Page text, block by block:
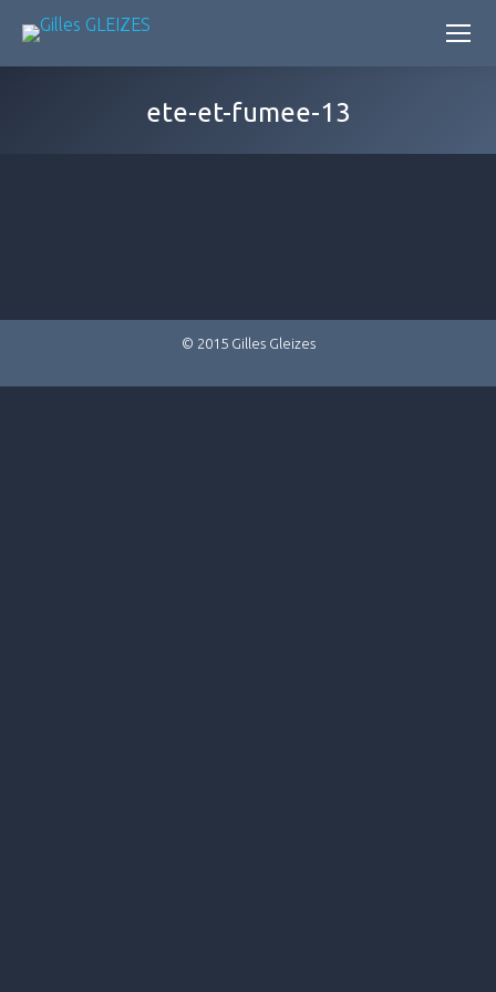
ete-et-fumee-13
© 2015 Gilles Gleizes